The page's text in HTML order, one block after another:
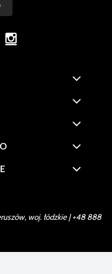
woj. łódzkie |+48 888